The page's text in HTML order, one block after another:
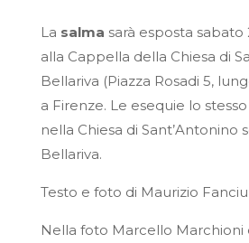
La salma sarà esposta sabato
alla Cappella della Chiesa di
Bellariva (Piazza Rosadi 5,
a Firenze. Le esequie lo
nella Chiesa di Sant’Antonino
Bellariva.
Testo e foto di Maurizio
Nella foto Marcello Marchioni